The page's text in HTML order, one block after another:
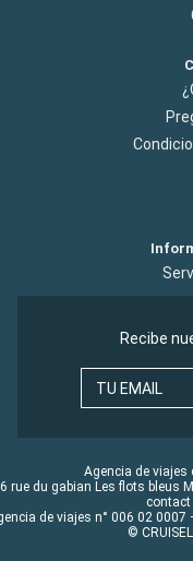
Recibe
TU EMAIL
Agencia de viajes
rue du gabian Les flots bleus
contact
de viajes n° 006 02
©